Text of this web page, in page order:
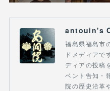
antouin's
福島県福島市
ドメディアで
ディアの投稿
ベント告知・
院の歴史沿革